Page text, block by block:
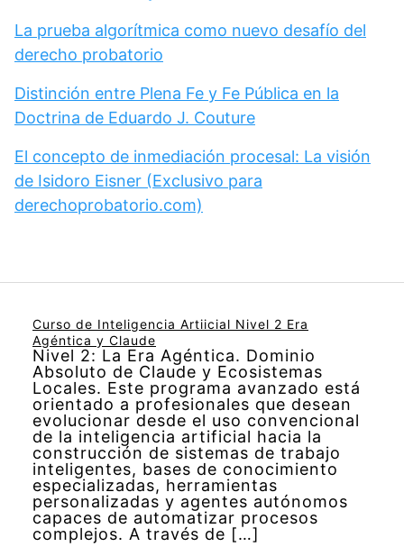
La prueba algorítmica como nuevo desafío del
derecho probatorio
Distinción entre Plena Fe y Fe Pública en la
Doctrina de Eduardo J. Couture
El concepto de inmediación procesal: La visión
de Isidoro Eisner (Exclusivo para
derechoprobatorio.com)
Curso de Inteligencia Artiicial Nivel 2 Era
Agéntica y Claude
Nivel 2: La Era Agéntica. Dominio
Absoluto de Claude y Ecosistemas
Locales. Este programa avanzado está
orientado a profesionales que desean
evolucionar desde el uso convencional
de la inteligencia artificial hacia la
construcción de sistemas de trabajo
inteligentes, bases de conocimiento
especializadas, herramientas
personalizadas y agentes autónomos
capaces de automatizar procesos
complejos. A través de […]